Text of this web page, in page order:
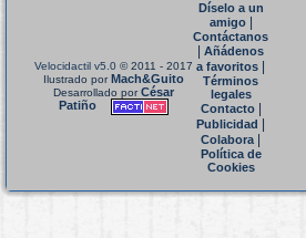
Velocidactil v5.0 © 2011 - 2017
Ilustrado porMach&Guito
Desarrollado porCésar
Patiño
Díselo a un
amigo|
Contáctanos
Añádenos
a favoritos
Términos
legales
Contacto|
Publicidad
Colabora|
Política de
Cookies